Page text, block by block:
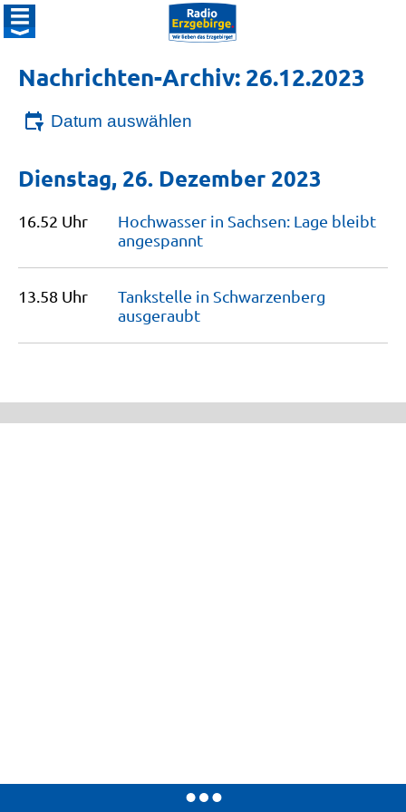
Nachrichten-Archiv: 26.12.2023
Datum auswählen
Dienstag, 26. Dezember 2023
16.52 Uhr
Hochwasser in Sachsen: Lage bleibt
angespannt
13.58 Uhr
Tankstelle in Schwarzenberg
ausgeraubt